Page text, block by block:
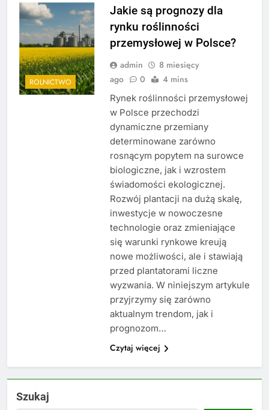
ROLNICTWO
Jakie są prognozy dla
rynku roślinności
przemysłowej w Polsce?
admin
8 miesięcy
ago
0 4 mins
Rynek roślinności przemysłowej
w Polsce przechodzi
dynamiczne przemiany
determinowane zarówno
rosnącym popytem na surowce
biologiczne, jak i wzrostem
świadomości ekologicznej.
Rozwój plantacji na dużą skalę,
inwestycje w nowoczesne
technologie oraz zmieniające
się warunki rynkowe kreują
nowe możliwości, ale i stawiają
przed plantatorami liczne
wyzwania. W niniejszym artykule
przyjrzymy się zarówno
aktualnym trendom, jak i
prognozom…
Czytaj więcej
Szukaj